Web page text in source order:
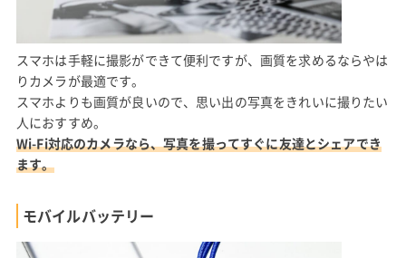
スマホは手軽に撮影ができて便利ですが、画質を求めるならやは
りカメラが最適です。
スマホよりも画質が良いので、思い出の写真をきれいに撮りたい
人におすすめ。
Wi-Fi対応のカメラなら、写真を撮ってすぐに友達とシェアでき
ます。
モバイルバッテリー